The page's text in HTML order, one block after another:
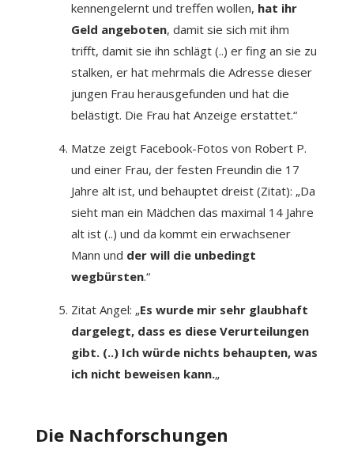
kennengelernt und treffen wollen, hat ihr
Geld angeboten, damit sie sich mit ihm
trifft, damit sie ihn schlägt (..) er fing an sie zu
stalken, er hat mehrmals die Adresse dieser
jungen Frau herausgefunden und hat die
belästigt. Die Frau hat Anzeige erstattet.“
Matze zeigt Facebook-Fotos von Robert P.
und einer Frau, der festen Freundin die 17
Jahre alt ist, und behauptet dreist (Zitat): „Da
sieht man ein Mädchen das maximal 14 Jahre
alt ist (..) und da kommt ein erwachsener
Mann und der will die unbedingt
wegbürsten.“
Zitat Angel: „Es wurde mir sehr glaubhaft
dargelegt, dass es diese Verurteilungen
gibt. (..) Ich würde nichts behaupten, was
ich nicht beweisen kann.„
Die Nachforschungen